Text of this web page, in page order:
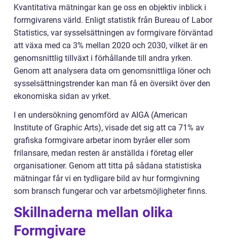
Kvantitativa mätningar kan ge oss en objektiv inblick i
formgivarens värld. Enligt statistik från Bureau of Labor
Statistics, var sysselsättningen av formgivare förväntad
att växa med ca 3% mellan 2020 och 2030, vilket är en
genomsnittlig tillväxt i förhållande till andra yrken.
Genom att analysera data om genomsnittliga löner och
sysselsättningstrender kan man få en översikt över den
ekonomiska sidan av yrket.
I en undersökning genomförd av AIGA (American
Institute of Graphic Arts), visade det sig att ca 71% av
grafiska formgivare arbetar inom byråer eller som
frilansare, medan resten är anställda i företag eller
organisationer. Genom att titta på sådana statistiska
mätningar får vi en tydligare bild av hur formgivning
som bransch fungerar och var arbetsmöjligheter finns.
Skillnaderna mellan olika
Formgivare